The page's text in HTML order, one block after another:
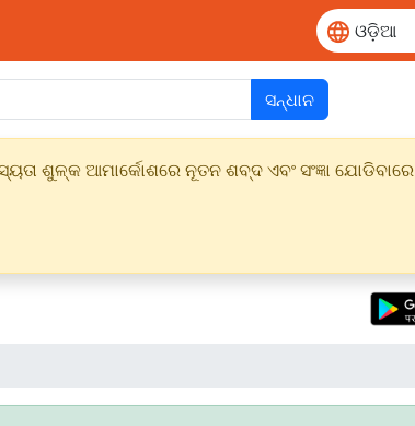
ସନ୍ଧାନ
ଶୁଳ୍କ ଆମାର୍କୋଶରେ ନୂତନ ଶବ୍ଦ ଏବଂ ସଂଜ୍ଞା ଯୋଡିବାରେ